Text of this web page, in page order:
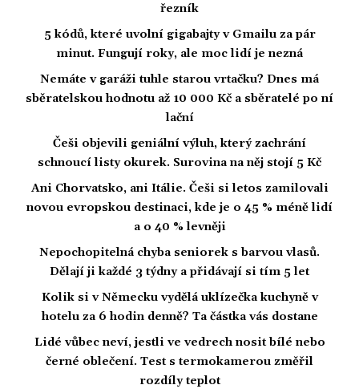
řezník
5 kódů, které uvolní gigabajty v Gmailu za pár
minut. Fungují roky, ale moc lidí je nezná
Nemáte v garáži tuhle starou vrtačku? Dnes má
sběratelskou hodnotu až 10 000 Kč a sběratelé po ní
lační
Češi objevili geniální výluh, který zachrání
schnoucí listy okurek. Surovina na něj stojí 5 Kč
Ani Chorvatsko, ani Itálie. Češi si letos zamilovali
novou evropskou destinaci, kde je o 45 % méně lidí
a o 40 % levněji
Nepochopitelná chyba seniorek s barvou vlasů.
Dělají ji každé 3 týdny a přidávají si tím 5 let
Kolik si v Německu vydělá uklízečka kuchyně v
hotelu za 6 hodin denně? Ta částka vás dostane
Lidé vůbec neví, jestli ve vedrech nosit bílé nebo
černé oblečení. Test s termokamerou změřil
rozdíly teplot